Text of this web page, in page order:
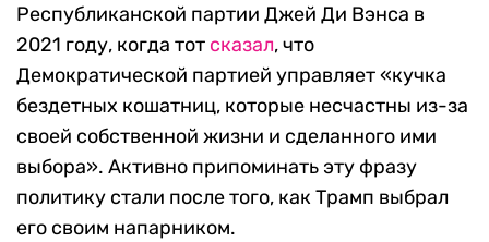
Республиканской партии Джей Ди Вэнса в
2021 году, когда тот сказал, что
Демократической партией управляет «кучка
бездетных кошатниц, которые несчастны из-за
своей собственной жизни и сделанного ими
выбора». Активно припоминать эту фразу
политику стали после того, как Трамп выбрал
его своим напарником.